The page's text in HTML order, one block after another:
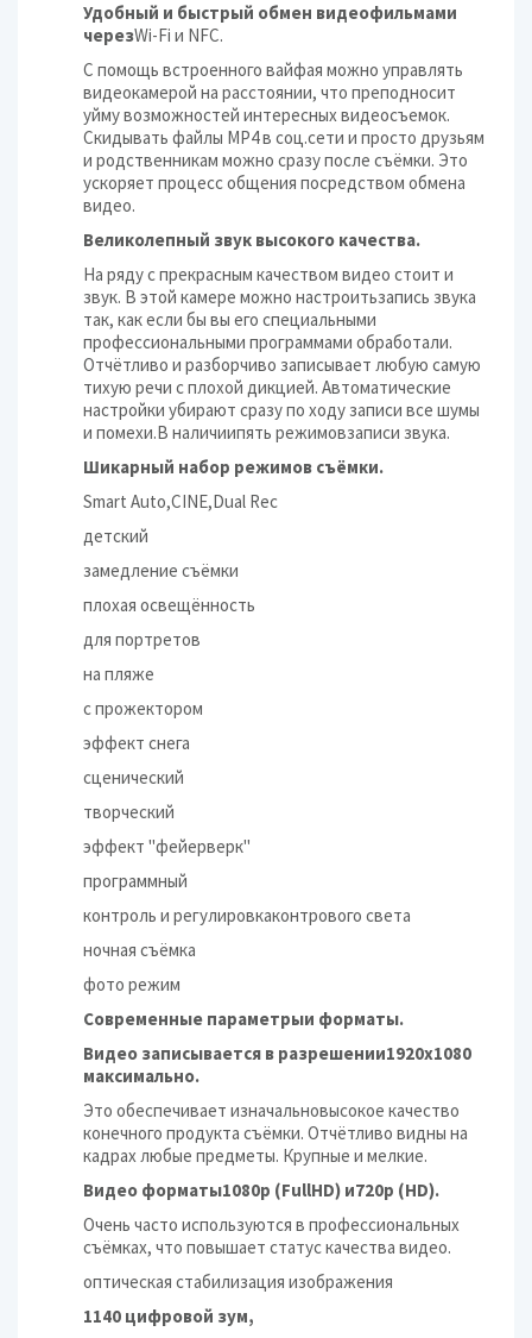
Удобный и быстрый обмен видеофильмами
черезWi-Fi и NFC.
С помощь встроенного вайфая можно управлять
видеокамерой на расстоянии, что преподносит
уйму возможностей интересных видеосъемок.
Скидывать файлы МР4 в соц.сети и просто друзьям
и родственникам можно сразу после съёмки. Это
ускоряет процесс общения посредством обмена
видео.
Великолепный звук высокого качества.
На ряду с прекрасным качеством видео стоит и
звук. В этой камере можно настроитьзапись звука
так, как если бы вы его специальными
профессиональными программами обработали.
Отчётливо и разборчиво записывает любую самую
тихую речи с плохой дикцией. Автоматические
настройки убирают сразу по ходу записи все шумы
и помехи.В наличиипять режимовзаписи звука.
Шикарный набор режимов съёмки.
Smart Auto,CINE,Dual Rec
детский
замедление съёмки
плохая освещённость
для портретов
на пляже
с прожектором
эффект снега
сценический
творческий
эффект "фейерверк"
программный
контроль и регулировкаконтрового света
ночная съёмка
фото режим
Современные параметрыи форматы.
Видео записывается в разрешении1920x1080
максимально.
Это обеспечивает изначальновысокое качество
конечного продукта съёмки. Отчётливо видны на
кадрах любые предметы. Крупные и мелкие.
Видео форматы1080p (FullHD) и720p (HD).
Очень часто используются в профессиональных
съёмках, что повышает статус качества видео.
оптическая стабилизация изображения
1140 цифровой зум,